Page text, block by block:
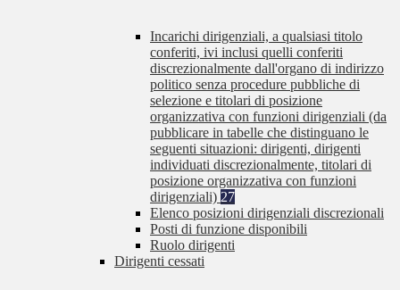
Incarichi dirigenziali, a qualsiasi titolo
conferiti, ivi inclusi quelli conferiti
discrezionalmente dall'organo di indirizzo
politico senza procedure pubbliche di
selezione e titolari di posizione
organizzativa con funzioni dirigenziali (da
pubblicare in tabelle che distinguano le
seguenti situazioni: dirigenti, dirigenti
individuati discrezionalmente, titolari di
posizione organizzativa con funzioni
dirigenziali) 27
Elenco posizioni dirigenziali discrezionali
Posti di funzione disponibili
Ruolo dirigenti
Dirigenti cessati